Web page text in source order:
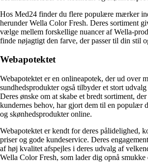
Hos Med24 finder du flere populære mærker
herunder Wella Color Fresh. Deres sortiment
vælge mellem forskellige nuancer af Wella-
finde nøjagtigt den farve, der passer til din stil
Webapotektet
Webapotektet er en onlineapotek, der ud over
sundhedsprodukter også tilbyder et stort
Deres ønske om at skabe et bredt sortiment,
kundernes behov, har gjort dem til en populær
og skønhedsprodukter online.
Webapotektet er kendt for deres pålidelighed,
priser og gode kundeservice. Deres
af høj kvalitet afspejles i deres udvalg af
Wella Color Fresh, som lader dig opnå smukke